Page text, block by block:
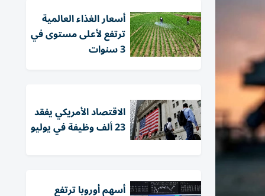
أسعار الغذاء العالمية
ترتفع لأعلى مستوى في
3 سنوات
الاقتصاد الأمريكي يفقد
23 ألف وظيفة في يوليو
أسهم أوروبا ترتفع